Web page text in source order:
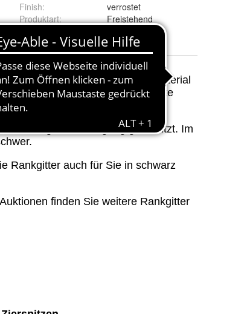
Finish:
verrostet
Produktart:
Freistehend